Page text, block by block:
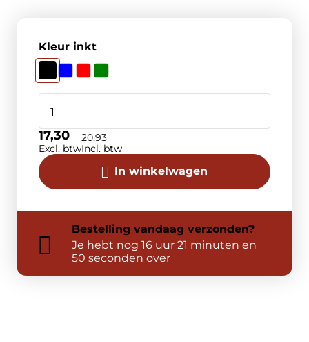
Kleur inkt
In winkelwagen
17,30
Excl. btw
20,93
Incl. btw
Bestelling vandaag verzonden?
Je hebt nog 16 uur 21 minuten en
50 seconden over